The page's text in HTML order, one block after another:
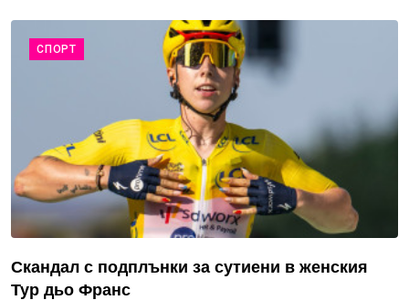
СПОРТ
Скандал с подплънки за сутиени в женския
Тур дьо Франс